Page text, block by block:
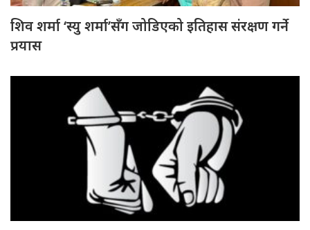
शिव शर्मा ‘स्यु शर्मा’सँग जोडिएको इतिहास संरक्षण गर्ने
प्रयास